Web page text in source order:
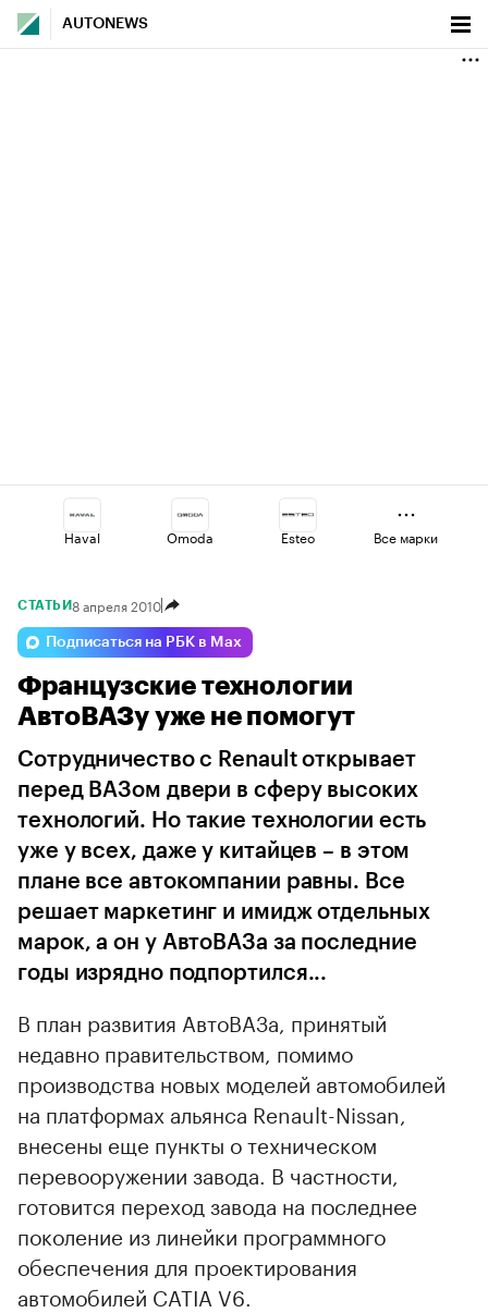
AUTONEWS
Haval Omoda Esteo
Geely Changan
Jaecoo Lada Volga
Все марки
СТАТЬИ8 апреля 2010
Подписаться на РБК в Max
Французские технологии
АвтоВАЗу уже не помогут
Сотрудничество с Renault открывает
перед ВАЗом двери в сферу высоких
технологий. Но такие технологии есть
уже у всех, даже у китайцев – в этом
плане все автокомпании равны. Все
решает маркетинг и имидж отдельных
марок, а он у АвтоВАЗа за последние
годы изрядно подпортился...
В план развития АвтоВАЗа, принятый
недавно правительством, помимо
производства новых моделей автомобилей
на платформах альянса Renault-Nissan,
внесены еще пункты о техническом
перевооружении завода. В частности,
готовится переход завода на последнее
поколение из линейки программного
обеспечения для проектирования
автомобилей CATIA V6.